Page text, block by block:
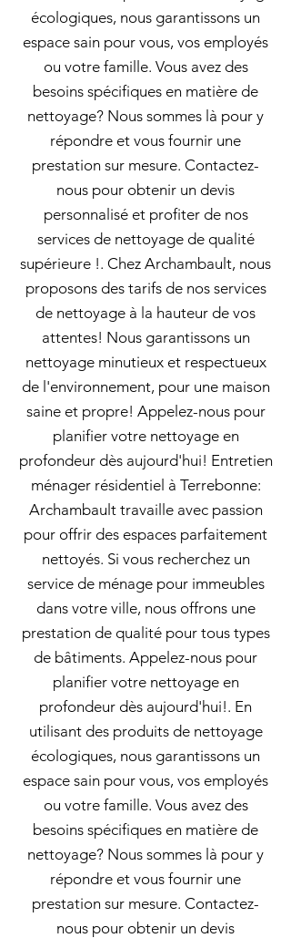
écologiques, nous garantissons un
espace sain pour vous, vos employés
ou votre famille. Vous avez des
besoins spécifiques en matière de
nettoyage? Nous sommes là pour y
répondre et vous fournir une
prestation sur mesure. Contactez-
nous pour obtenir un devis
personnalisé et profiter de nos
services de nettoyage de qualité
supérieure !. Chez Archambault, nous
proposons des tarifs de nos services
de nettoyage à la hauteur de vos
attentes! Nous garantissons un
nettoyage minutieux et respectueux
de l'environnement, pour une maison
saine et propre! Appelez-nous pour
planifier votre nettoyage en
profondeur dès aujourd'hui! Entretien
ménager résidentiel à Terrebonne:
Archambault travaille avec passion
pour offrir des espaces parfaitement
nettoyés. Si vous recherchez un
service de ménage pour immeubles
dans votre ville, nous offrons une
prestation de qualité pour tous types
de bâtiments. Appelez-nous pour
planifier votre nettoyage en
profondeur dès aujourd'hui!. En
utilisant des produits de nettoyage
écologiques, nous garantissons un
espace sain pour vous, vos employés
ou votre famille. Vous avez des
besoins spécifiques en matière de
nettoyage? Nous sommes là pour y
répondre et vous fournir une
prestation sur mesure. Contactez-
nous pour obtenir un devis